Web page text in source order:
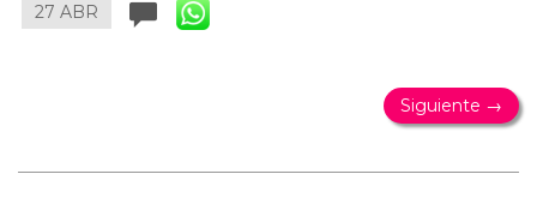
27 ABR
Siguiente →